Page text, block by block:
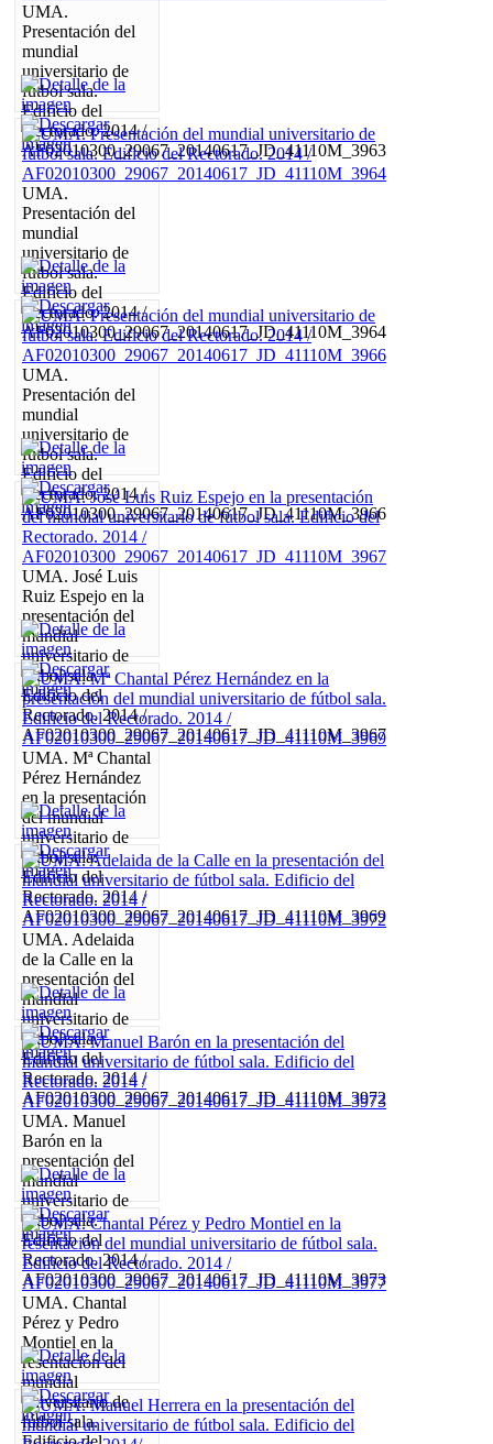
UMA.
Presentación del
mundial
universitario de
fútbol sala.
Edificio del
Rectorado. 2014 /
AF02010300_29067_20140617_JD_41110M_3963
UMA.
Presentación del
mundial
universitario de
fútbol sala.
Edificio del
Rectorado. 2014 /
AF02010300_29067_20140617_JD_41110M_3964
UMA.
Presentación del
mundial
universitario de
fútbol sala.
Edificio del
Rectorado. 2014 /
AF02010300_29067_20140617_JD_41110M_3966
UMA. José Luis
Ruiz Espejo en la
presentación del
mundial
universitario de
fútbol sala.
Edificio del
Rectorado. 2014 /
AF02010300_29067_20140617_JD_41110M_3967
UMA. Mª Chantal
Pérez Hernández
en la presentación
del mundial
universitario de
fútbol sala.
Edificio del
Rectorado. 2014 /
AF02010300_29067_20140617_JD_41110M_3969
UMA. Adelaida
de la Calle en la
presentación del
mundial
universitario de
fútbol sala.
Edificio del
Rectorado. 2014 /
AF02010300_29067_20140617_JD_41110M_3972
UMA. Manuel
Barón en la
presentación del
mundial
universitario de
fútbol sala.
Edificio del
Rectorado. 2014 /
AF02010300_29067_20140617_JD_41110M_3973
UMA. Chantal
Pérez y Pedro
Montiel en la
resentación del
mundial
universitario de
fútbol sala.